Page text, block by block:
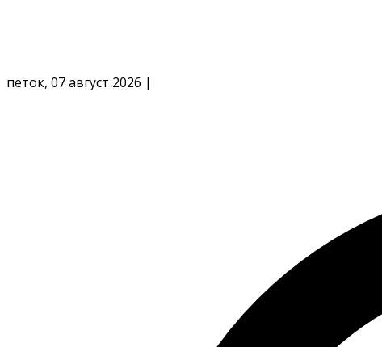
петок, 07 август 2026 |